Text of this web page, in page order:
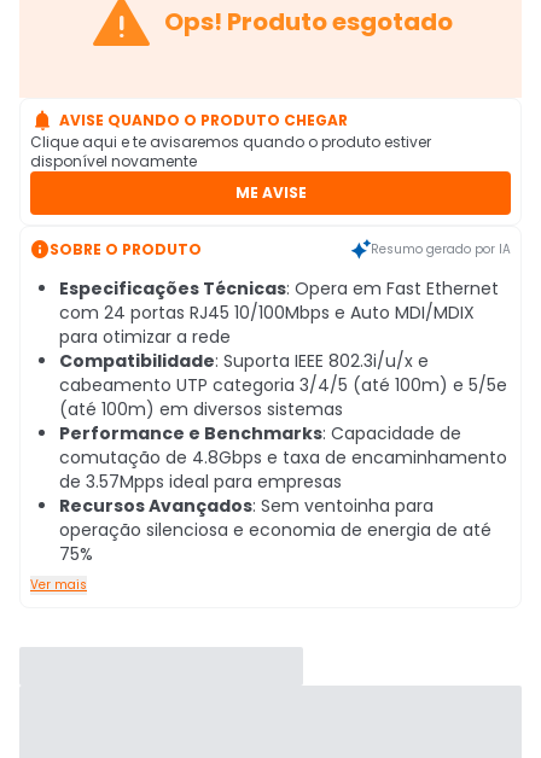
 Ops! Produto esgotado
 AVISE QUANDO O PRODUTO CHEGAR
Clique aqui e te avisaremos quando o produto estiver
disponível novamente
ME AVISE
SOBRE O PRODUTO Resumo gerado por IA
Especificações Técnicas: Opera em Fast Ethernet
com 24 portas RJ45 10/100Mbps e Auto MDI/MDIX
para otimizar a rede
Compatibilidade: Suporta IEEE 802.3i/u/x e
cabeamento UTP categoria 3/4/5 (até 100m) e 5/5e
(até 100m) em diversos sistemas
Performance e Benchmarks: Capacidade de
comutação de 4.8Gbps e taxa de encaminhamento
de 3.57Mpps ideal para empresas
Recursos Avançados: Sem ventoinha para
operação silenciosa e economia de energia de até
75%
Ver mais